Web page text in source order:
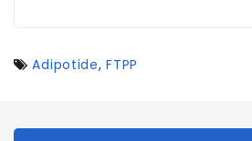
Adipotide,FTPP